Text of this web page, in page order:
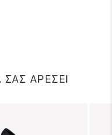
ΑΡΕΣΕΙ